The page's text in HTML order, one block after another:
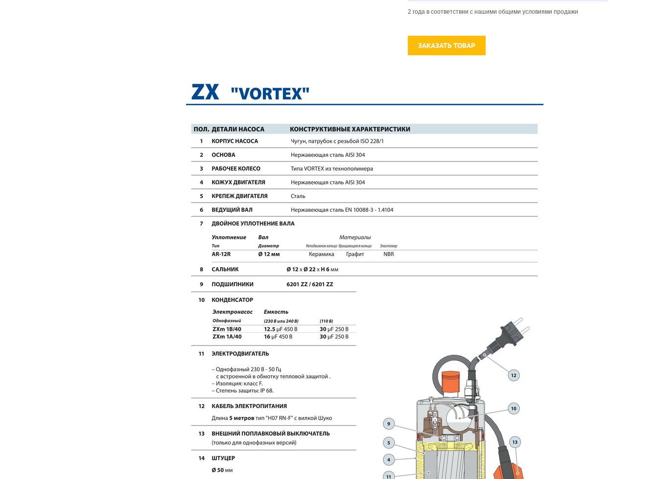
2 года в соответствии с нашими общими условиями продажи
ЗАКАЗАТЬ ТОВАР